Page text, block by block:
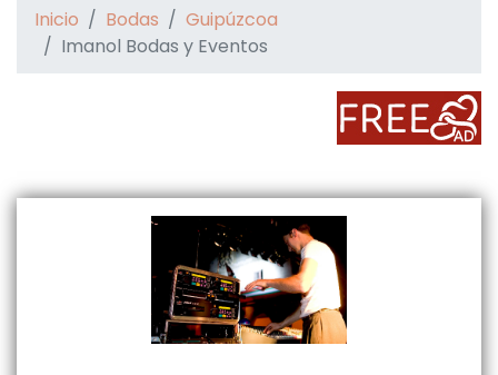
Inicio Bodas
Guipúzcoa
Imanol Bodas y Eventos